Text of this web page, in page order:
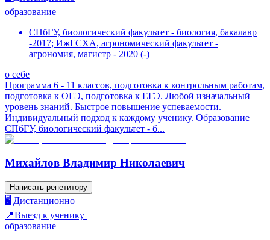
образование
СПбГУ, биологический факультет - биология, бакалавр
-2017; ИжГСХА, агрономический факультет -
агрономия, магистр - 2020 (-)
о себе
Программа 6 - 11 классов, подготовка к контрольным работам,
подготовка к ОГЭ, подготовка к ЕГЭ. Любой изначальный
уровень знаний. Быстрое повышение успеваемости.
Индивидуальный подход к каждому ученику. Образование
СПбГУ, биологический факультет - б...
Михайлов Владимир Николаевич
Написать репетитору
🖥️ Дистанционно
📍Выезд к ученику
образование